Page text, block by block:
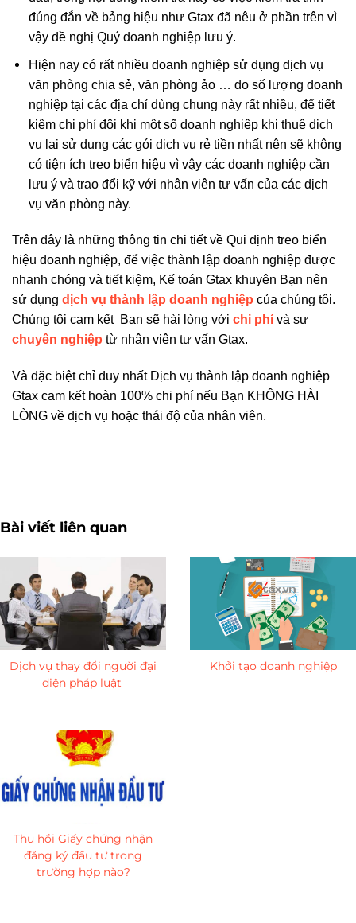
đúng đắn về bảng hiệu như Gtax đã nêu ở phần trên vì
vậy đề nghị Quý doanh nghiệp lưu ý.
Hiện nay có rất nhiều doanh nghiệp sử dụng dịch vụ
văn phòng chia sẻ, văn phòng ảo … do số lượng doanh
nghiệp tại các địa chỉ dùng chung này rất nhiều, để tiết
kiệm chi phí đôi khi một số doanh nghiệp khi thuê dịch
vụ lại sử dụng các gói dịch vụ rẻ tiền nhất nên sẽ không
có tiện ích treo biển hiệu vì vậy các doanh nghiệp cần
lưu ý và trao đổi kỹ với nhân viên tư vấn của các dịch
vụ văn phòng này.
Trên đây là những thông tin chi tiết về Qui định treo biển
hiệu doanh nghiệp, để việc thành lập doanh nghiệp được
nhanh chóng và tiết kiệm, Kế toán Gtax khuyên Bạn nên
sử dụng dịch vụ thành lập doanh nghiệp của chúng tôi.
Chúng tôi cam kết Bạn sẽ hài lòng với chi phí và sự
chuyên nghiệp từ nhân viên tư vấn Gtax.
Và đặc biệt chỉ duy nhất Dịch vụ thành lập doanh nghiệp
Gtax cam kết hoàn 100% chi phí nếu Bạn KHÔNG HÀI
LÒNG về dịch vụ hoặc thái độ của nhân viên.
Bài viết liên quan
Dịch vụ thay đổi người đại
diện pháp luật
Khởi tạo doanh nghiệp
Thu hồi Giấy chứng nhận
đăng ký đầu tư trong
trường hợp nào?